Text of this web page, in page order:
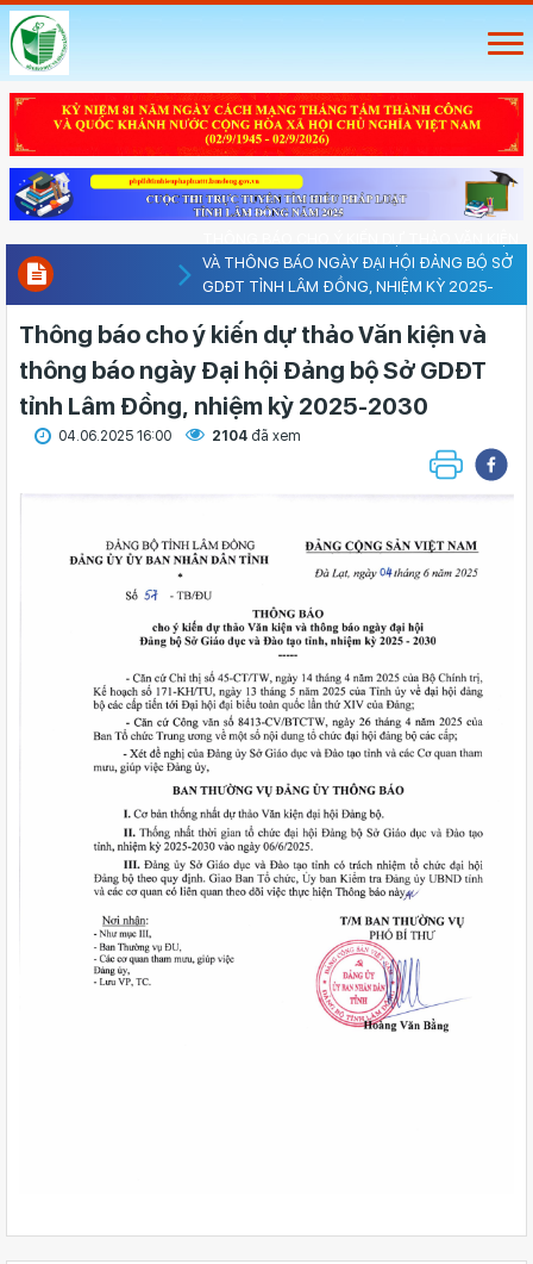
VÀ THÔNG BÁO NGÀY ĐẠI HỘI ĐẢNG BỘ SỞ
GDĐT TỈNH LÂM ĐỒNG, NHIỆM KỲ 2025-
2030
Thông báo cho ý kiến dự thảo Văn kiện và
thông báo ngày Đại hội Đảng bộ Sở GDĐT
tỉnh Lâm Đồng, nhiệm kỳ 2025-2030
04.06.2025 16:00 2104 đã xem